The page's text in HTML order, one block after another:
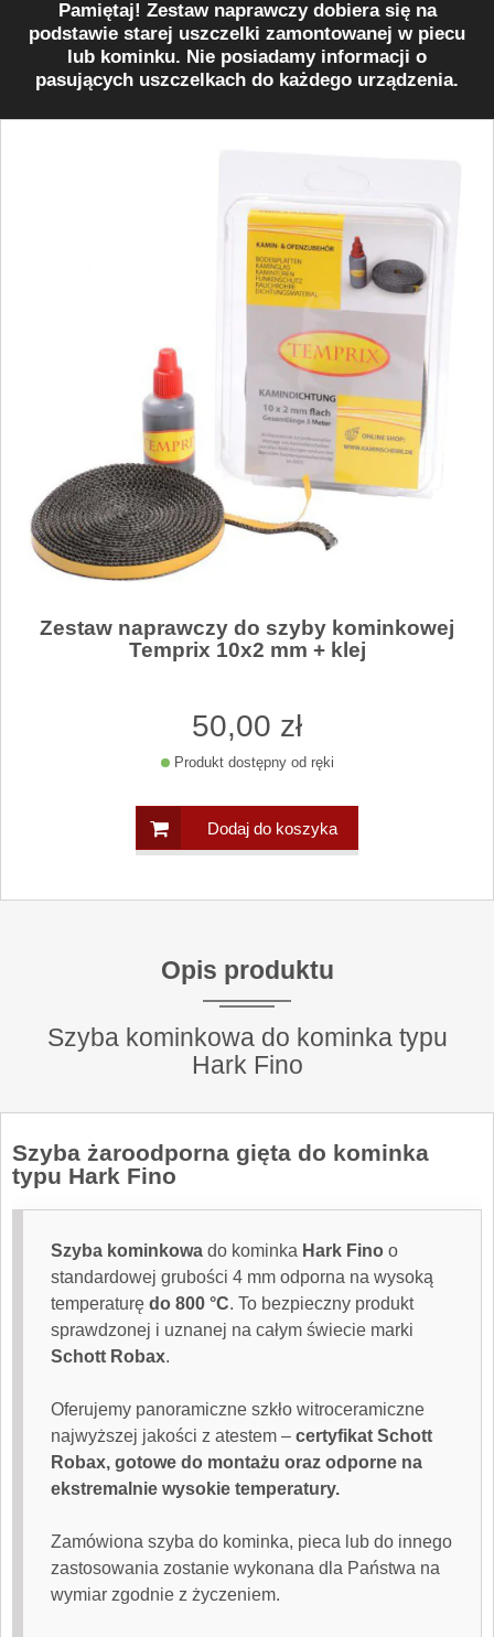
Pamiętaj! Zestaw naprawczy dobiera się na
podstawie starej uszczelki zamontowanej w piecu
lub kominku. Nie posiadamy informacji o
pasujących uszczelkach do każdego urządzenia.
Zestaw naprawczy do szyby kominkowej
Temprix 10x2 mm + klej
50,00 zł
Produkt dostępny od ręki
Dodaj do koszyka
Opis produktu
Szyba kominkowa do kominka typu
Hark Fino
Szyba żaroodporna gięta do kominka
typu Hark Fino
Szyba kominkowa do kominka Hark Fino o
standardowej grubości 4 mm odporna na wysoką
temperaturę do 800 °C. To bezpieczny produkt
sprawdzonej i uznanej na całym świecie marki
Schott Robax.
Oferujemy panoramiczne szkło witroceramiczne
najwyższej jakości z atestem – certyfikat Schott
Robax, gotowe do montażu oraz odporne na
ekstremalnie wysokie temperatury.
Zamówiona szyba do kominka, pieca lub do innego
zastosowania zostanie wykonana dla Państwa na
wymiar zgodnie z życzeniem.